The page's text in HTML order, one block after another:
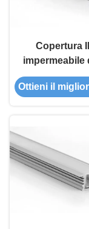
Copertura
impermeabile
del LED per il
franco
dell'estrusione
colori fatto
Ottieni il